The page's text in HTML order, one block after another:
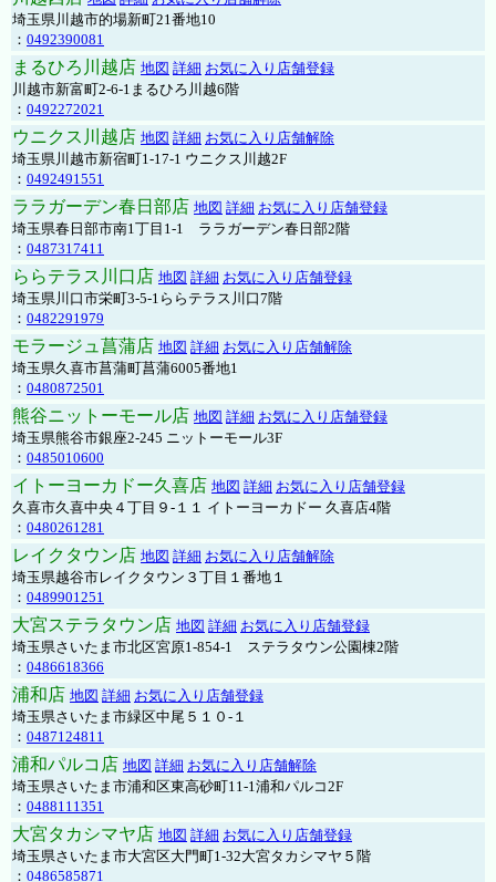
埼玉県川越市的場新町21番地10
： 0492390081
まるひろ川越店 地図 詳細 お気に入り店舗登録
川越市新富町2-6-1まるひろ川越6階
： 0492272021
ウニクス川越店 地図 詳細 お気に入り店舗解除
埼玉県川越市新宿町1-17-1 ウニクス川越2F
： 0492491551
ララガーデン春日部店 地図 詳細 お気に入り店舗登録
埼玉県春日部市南1丁目1-1 ララガーデン春日部2階
： 0487317411
ららテラス川口店 地図 詳細 お気に入り店舗登録
埼玉県川口市栄町3-5-1ららテラス川口7階
： 0482291979
モラージュ菖蒲店 地図 詳細 お気に入り店舗解除
埼玉県久喜市菖蒲町菖蒲6005番地1
： 0480872501
熊谷ニットーモール店 地図 詳細 お気に入り店舗登録
埼玉県熊谷市銀座2-245 ニットーモール3F
： 0485010600
イトーヨーカドー久喜店 地図 詳細 お気に入り店舗登録
久喜市久喜中央４丁目９-１１ イトーヨーカドー 久喜店4階
： 0480261281
レイクタウン店 地図 詳細 お気に入り店舗解除
埼玉県越谷市レイクタウン３丁目１番地１
： 0489901251
大宮ステラタウン店 地図 詳細 お気に入り店舗登録
埼玉県さいたま市北区宮原1-854-1 ステラタウン公園棟2階
： 0486618366
浦和店 地図 詳細 お気に入り店舗登録
埼玉県さいたま市緑区中尾５１０-１
： 0487124811
浦和パルコ店 地図 詳細 お気に入り店舗解除
埼玉県さいたま市浦和区東高砂町11-1浦和パルコ2F
： 0488111351
大宮タカシマヤ店 地図 詳細 お気に入り店舗登録
埼玉県さいたま市大宮区大門町1-32大宮タカシマヤ５階
： 0486585871